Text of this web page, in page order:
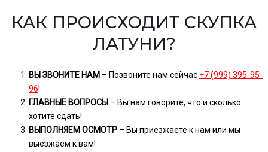
КАК ПРОИСХОДИТ СКУПКА
ЛАТУНИ?
ВЫ ЗВОНИТЕ НАМ – Позвоните нам сейчас +7 (999) 395-95-
96!
ГЛАВНЫЕ ВОПРОСЫ – Вы нам говорите, что и сколько
хотите сдать!
ВЫПОЛНЯЕМ ОСМОТР – Вы приезжаете к нам или мы
выезжаем к вам!